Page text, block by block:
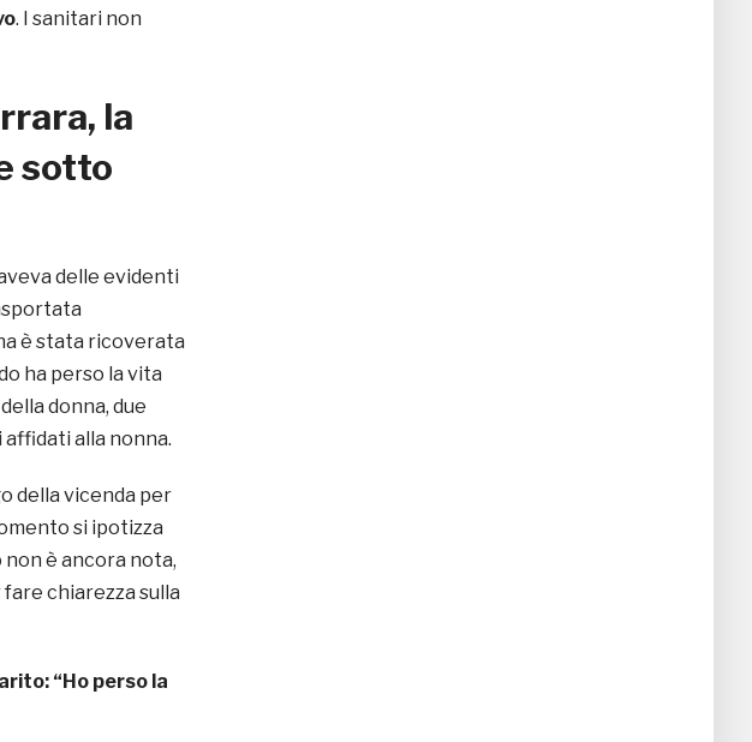
. I sanitari non
la
sotto
delle evidenti
è stata ricoverata
ha perso la vita
donna, due
affidati alla nonna.
della vicenda per
si ipotizza
non è ancora nota,
chiarezza sulla
“Ho perso la